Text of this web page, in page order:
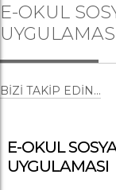
E-OKUL
BIZI TAKIP EDIN...
E-OKUL
UYGULAMASI